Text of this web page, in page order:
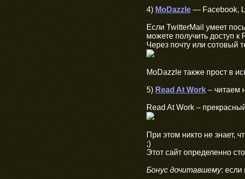
4) MoDazzle — Facebook,
Если TwitterMail умеет
можете получить доступ
Через почту или сотовый
MoDazzle также прост в
5) Read At Work – читаем
Read At Work –
При этом никто не знает,
;)
Этот сайт определенно
Бонус дочитавшему: если